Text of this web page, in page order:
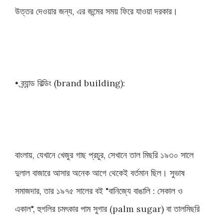
উত্তর দেওয়ার জন্য, এর জন্মের সময় ফিরে যাওয়া দরকার।
• ব্র্যান্ড বিল্ডিং (brand building):
বাংলায়, যেখানে খেজুর গাছ প্রচুর, সেখানে তাল মিছরি ১৯৩০ সালে
দুলাল বাজারে আসার অনেক আগে থেকেই বর্তমান ছিল। সুভাষ
সমাজদার, তার ১৯৭৫ সালের বই "বানিজ্যে বাঙালি : সেকাল ও
একাল", হুগলির চমৎকার পাম সুগার (palm sugar) বা তালমিছরি